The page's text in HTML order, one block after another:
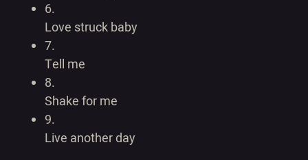
6.
Love struck baby
7.
Tell me
8.
Shake for me
9.
Live another day